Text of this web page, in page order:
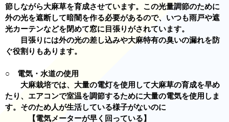
節しながら大麻草を育成させています。この光量調節のために
外の光を遮断して暗闇を作る必要があるので、いつも雨戸や遮
光カーテンなどを閉めて窓に目張りがされています。
目張りには外の光の差し込みや大麻特有の臭いの漏れを防
ぐ役割りもあります。
○ 電気・水道の使用
大麻栽培では、大量の電灯を使用して大麻草の育成を早め
たり、エアコンで室温を調節するために大量の電気を使用しま
す。そのため人が生活している様子がないのに
【電気メーターが早く回っている】